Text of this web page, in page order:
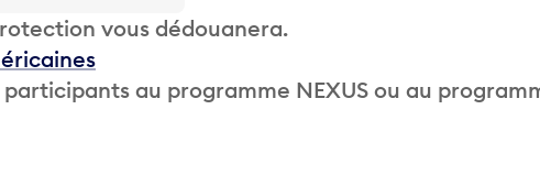
vous dédouanera.
au programme NEXUS ou au